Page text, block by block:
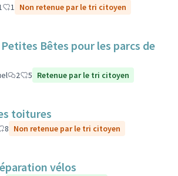
1 Non retenue par le tri citoyen
Bêtes pour les parcs de
2 5 Retenue par le tri citoyen
toitures
8 Non retenue par le tri citoyen
vélos